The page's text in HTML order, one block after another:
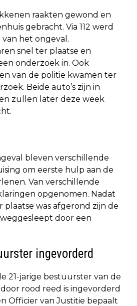
raakten gewond en
gebracht. Via 112 werd
het ongeval.
snel ter plaatse en
onderzoek in. Ook
van de politie kwamen ter
Beide auto’s zijn in
zullen later deze week
bleven verschillende
om eerste hulp aan de
Van verschillende
opgenomen. Nadat
plaatse was afgerond zijn de
door een
ingevorderd
21-jarige bestuurster van de
rood reed is ingevorderd
Officier van Justitie bepaalt